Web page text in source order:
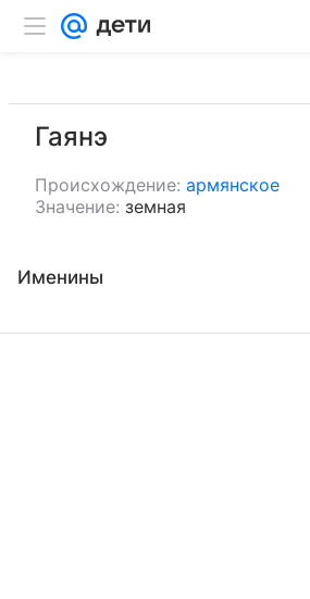
Гаянэ
Происхождение: армянское
Значение: земная
Именины